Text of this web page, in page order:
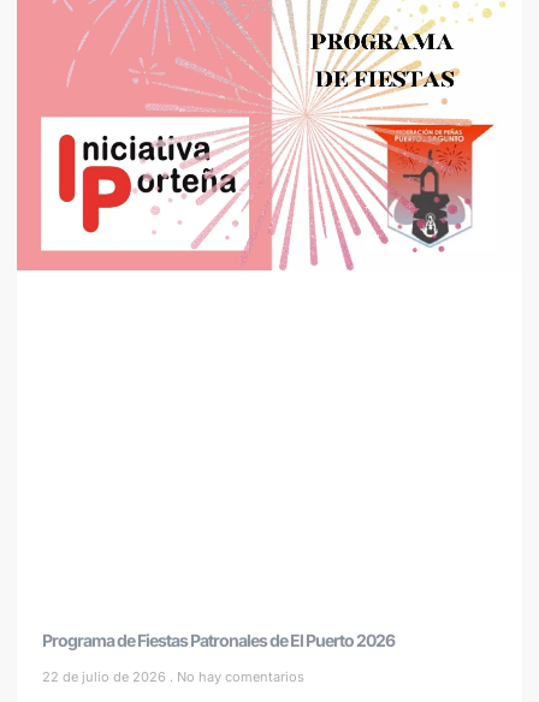
Programa de Fiestas Patronales de El Puerto 2026
22 de julio de 2026 No hay comentarios